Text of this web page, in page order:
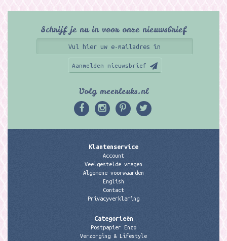
Schrijf je nu in voor onze nieuwsbrief
Aanmelden nieuwsbrief
Volg meerleuks.nl
Klantenservice
Account
Veelgestelde vragen
Algemene voorwaarden
English
Contact
Privacyverklaring
Categorieën
Postpapier Enzo
Verzorging & Lifestyle